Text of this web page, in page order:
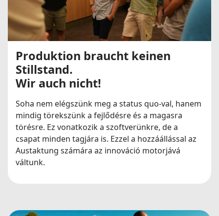
Produktion braucht keinen
Stillstand.
Wir auch nicht!
Soha nem elégszünk meg a status quo-val, hanem
mindig törekszünk a fejlődésre és a magasra
törésre. Ez vonatkozik a szoftverünkre, de a
csapat minden tagjára is. Ezzel a hozzáállással az
Austaktung számára az innováció motorjává
váltunk.